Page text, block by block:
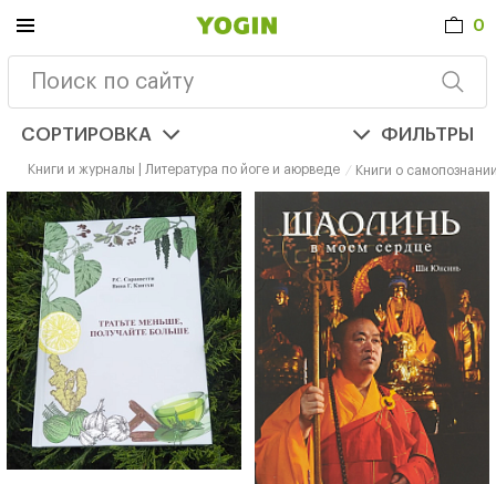
0
Книги и журналы | Литература по йоге и аюрведе Книги о
СОРТИРОВКА ФИЛЬТРЫ